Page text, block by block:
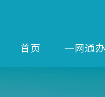
首页 一网通办